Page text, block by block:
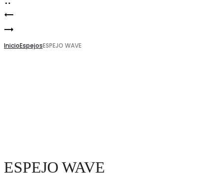
Product
navigation
ESPEJO
WAVE
InicioEspejosESPEJO WAVE
ESPEJO WAVE